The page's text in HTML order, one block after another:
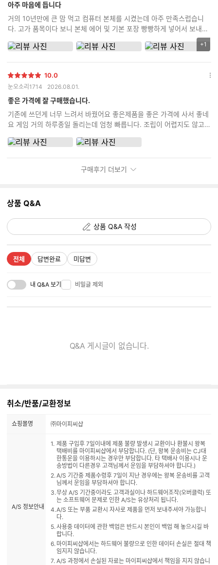
아주 마음에 듭니다
거의 10년만에 큰 맘 먹고 컴퓨터 본체를 시켰는데 아주 만족스럽습니
다. 고가 품목이다 보니 본체 에어 및 기본 포장 빵빵하게 넣어서 보내주
비 포함 안하고 신청했는데 먼저 전화해서 조립 신청 안했는데 신청 안
다는 생각이 드네요
리
갯
수
+1
별
점
10.0
눈오소리1714 2026.08.01.
좋은 가격에 잘 구매했습니다.
기존에 쓰던게 너무 느려서 바꿨어요 좋은제품을 좋은 가격에 사서 좋네
요 게임 거의 하루종일 돌리는데 엄청 빠릅니다. 조립이 어렵지도 않고
옵
구매후기 더보기
상품 Q&A
상품 Q&A 작성
전체 답변완료 미답변
내 Q&A 보기 비밀글 제외
Q&A 게시글이 없습니다.
취소/반품/교환정보
쇼핑몰명 ㈜마이피씨샵
A/S 정보안내
제품 구입후 7일이내에 제품 불량 발생시 교환이나 환불시 왕복
택배비를 마이피씨샵에서 부담합니다. (단, 왕복 운송비는 CJ대
한통운을 이용하시는 경우만 부담합니다. 타 택배사 이용시나 운
송방법이 다른경우 고객님께서 운임을 부담하셔야 합니다.)
A/S 기간중 제품수령후 7일이 지난 경우에는 왕복 운송비를 고객
님께서 운임을 부담하셔야 합니다.
무상 A/S 기간중이라도 고객과실이나 하드웨어조작(오버클럭) 또
는 소프트웨어 문제로 인한 A/S는 유상처리 됩니다.
A/S 또는 부품 교환시 자사로 제품을 먼저 보내주셔야 가능합니
다.
사용중 데이터에 관한 백업은 반드시 본인이 백업 해 놓으시길 바
랍니다.
마이피씨샵에서는 하드웨어 불량으로 인한 데이터 손실은 절대 책
임지지 않습니다.
A/S 과정에서 손실된 자료는 마이피씨샵에서 책임을 지지 않습니